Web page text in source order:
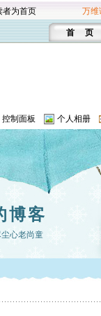
者为首页 万维
首 页
控制面板 个人相册
博客
心老尚童